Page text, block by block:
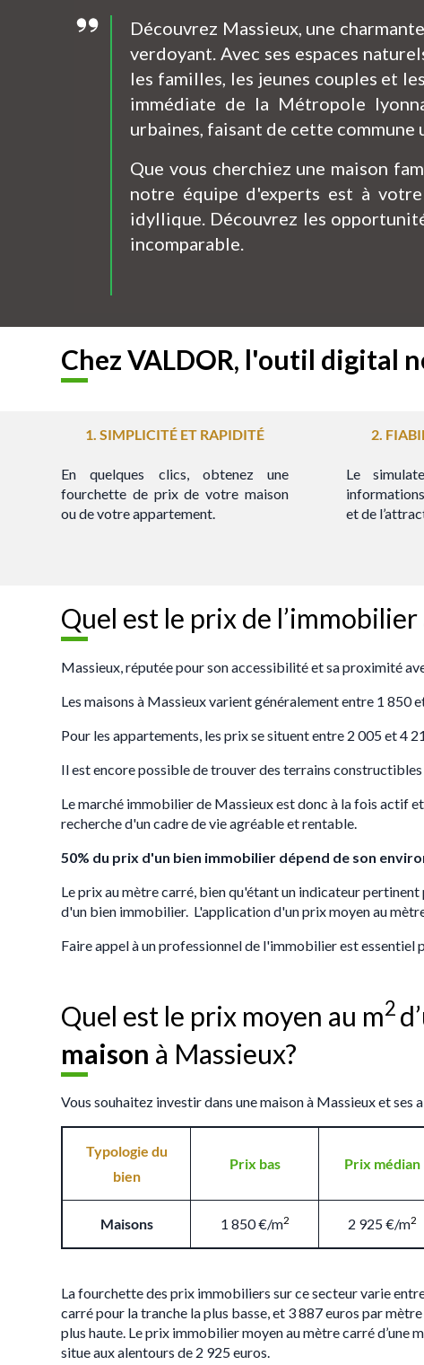
Découvrez Massieux, une
verdoyant. Avec ses espaces
les familles, les jeunes couples et
immédiate de la Métropole
urbaines, faisant de cette
Que vous cherchiez une maison
notre équipe d'experts est à
idyllique. Découvrez les
incomparable.
Chez VALDOR, l'outil digital
1. SIMPLICITÉ ET RAPIDITÉ
En quelques clics, obtenez une
fourchette de prix de votre maison
ou de votre appartement.
2.
Le
et de
Quel est le prix de l’immobilier
Massieux, réputée pour son accessibilité et sa proximité
Les maisons à Massieux varient généralement entre 1 850
Pour les appartements, les prix se situent entre 2 005 et 4
Il est encore possible de trouver des terrains
Le marché immobilier de Massieux est donc à la fois actif
recherche d'un cadre de vie agréable et rentable.
50% du prix d'un bien immobilier dépend de son
Le prix au mètre carré, bien qu'étant un indicateur
d'un bien immobilier. L'application d'un prix moyen au
Faire appel à un professionnel de l'immobilier est
Quel est le prix moyen au m2
maison à Massieux?
Vous souhaitez investir dans une maison à Massieux et ses
Typologie du
bien
Prix bas Prix médian
Maisons 1 850 €/m2 2 925 €/m2
La fourchette des prix immobiliers sur ce secteur varie
carré pour la tranche la plus basse, et 3 887 euros par
plus haute. Le prix immobilier moyen au mètre carré d’une
situe aux alentours de 2 925 euros.